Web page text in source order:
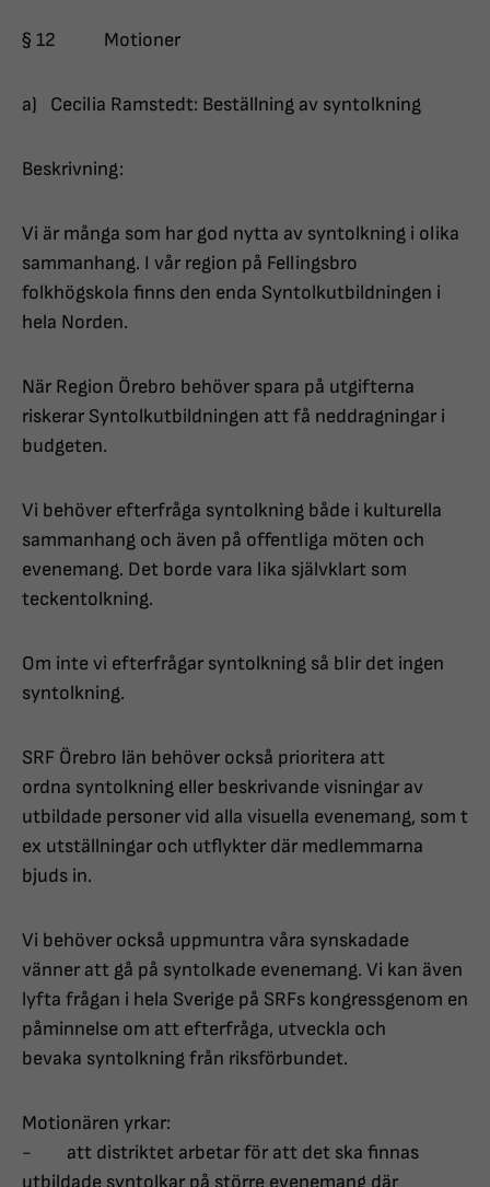
§ 12 Motioner
a) Cecilia Ramstedt: Beställning av syntolkning
Beskrivning:
Vi är många som har god nytta av syntolkning i olika
sammanhang. I vår region på Fellingsbro
folkhögskola finns den enda Syntolkutbildningen i
hela Norden.
När Region Örebro behöver spara på utgifterna
riskerar Syntolkutbildningen att få neddragningar i
budgeten.
Vi behöver efterfråga syntolkning både i kulturella
sammanhang och även på offentliga möten och
evenemang. Det borde vara lika självklart som
teckentolkning.
Om inte vi efterfrågar syntolkning så blir det ingen
syntolkning.
SRF Örebro län behöver också prioritera att
ordna syntolkning eller beskrivande visningar av
utbildade personer vid alla visuella evenemang, som t
ex utställningar och utflykter där medlemmarna
bjuds in.
Vi behöver också uppmuntra våra synskadade
vänner att gå på syntolkade evenemang. Vi kan även
lyfta frågan i hela Sverige på SRFs kongressgenom en
påminnelse om att efterfråga, utveckla och
bevaka syntolkning från riksförbundet.
Motionären yrkar:
- att distriktet arbetar för att det ska finnas
utbildade syntolkar på större evenemang där